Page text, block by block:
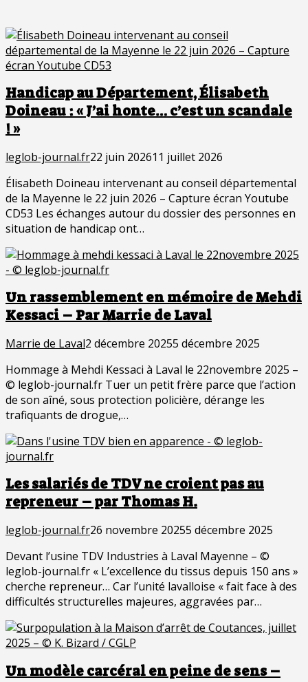
Handicap au Département, Élisabeth
Doineau : « J’ai honte… c’est un scandale
! »
leglob-journal.fr22 juin 202611 juillet 2026
Élisabeth Doineau intervenant au conseil départemental
de la Mayenne le 22 juin 2026 – Capture écran Youtube
CD53 Les échanges autour du dossier des personnes en
situation de handicap ont…
Un rassemblement en mémoire de Mehdi
Kessaci – Par Marrie de Laval
Marrie de Laval2 décembre 20255 décembre 2025
Hommage à Mehdi Kessaci à Laval le 22novembre 2025 –
© leglob-journal.fr Tuer un petit frère parce que l’action
de son aîné, sous protection policière, dérange les
trafiquants de drogue,…
Les salariés de TDV ne croient pas au
repreneur – par Thomas H.
leglob-journal.fr26 novembre 20255 décembre 2025
Devant l’usine TDV Industries à Laval Mayenne – ©
leglob-journal.fr « L’excellence du tissus depuis 150 ans »
cherche repreneur… Car l’unité lavalloise « fait face à des
difficultés structurelles majeures, aggravées par…
Un modèle carcéral en peine de sens –